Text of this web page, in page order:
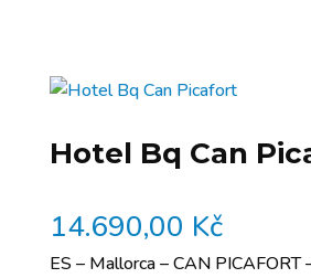
Hotel Bq Can
14.690,00 Kč
ES – Mallorca – CAN PICAFORT